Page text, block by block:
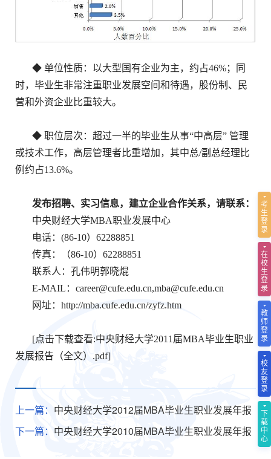
◆ 单位性质：以大型国有企业为主，约占46%；同
时，毕业生非常注重职业发展空间和待遇，股份制、民
营和外资企业比重较大。
◆ 职位层次：超过一半的毕业生从事“中高层” 管理
或技术工作，高层管理者比重增加，其中总/副总经理比
例约占13.6%。
发布招聘、实习信息，建立企业合作关系，请联系：
中央财经大学MBA职业发展中心
电话：(86-10）62288851
传真：（86-10）62288851
联系人：孔伟明郭晓焜
E-MAIL： career@cufe.edu.cn,mba@cufe.edu.cn
网址：http://mba.cufe.edu.cn/zyfz.htm
[点击下载查看:中央财经大学2011届MBA毕业生职业
发展报告（全文）.pdf]
上一篇： 中央财经大学2012届MBA毕业生职业发展年报
下一篇： 中央财经大学2010届MBA毕业生职业发展年报
考
生
登
录
在
校
生
登
录
教
师
登
录
校
友
登
录
下
载
中
心